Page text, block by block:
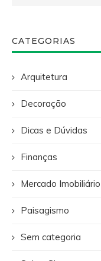
CATEGORIAS
Arquitetura
Decoração
Dicas e Dúvidas
Finanças
Mercado Imobiliário
Paisagismo
Sem categoria